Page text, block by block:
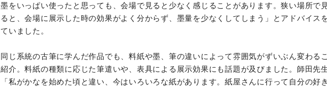
墨をいっぱい使ったと思っても、会場で見ると少なく感じることがあります。狭い場所で
ると、会場に展示した時の効果がよく分からず、墨量を少なくしてしまう」とアドバイス
ていました。
同じ系統の古筆に学んだ作品でも、料紙や墨、筆の違いによって雰囲気がずいぶん変わる
紹介。料紙の種類に応じた筆遣いや、表具による展示効果にも話題が及びました。師田先
「私がかなを始めた頃と違い、今はいろいろな紙があります。紙屋さんに行って自分の好